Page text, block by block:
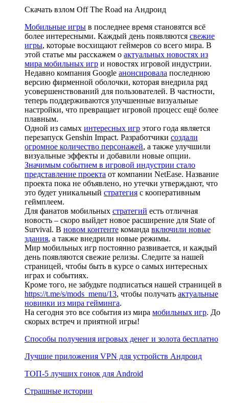
Скачать взлом Off The Road на Андроид
Мобильные игры в последнее время становятся всё
более интересными. Каждый день появляются свежие
игры, которые восхищают геймеров со всего мира. В
этой статье мы расскажем о актуальных новостях из
мира мобильных игр и новостях игровой индустрии.
Недавно компания Google анонсировала последнюю
версию фирменной оболочки, которая внедрила ряд
усовершенствований для пользователей. В частности,
теперь поддерживаются улучшенные визуальные
настройки, что превращает игровой процесс ещё более
плавным.
Одной из самых интересных игр этого года является
перезапуск Genshin Impact. Разработчики создали
огромное количество персонажей, а также улучшили
визуальные эффекты и добавили новые опции.
Значимым событием в игровой индустрии стало
представление проекта от компании NetEase. Название
проекта пока не объявлено, но утечки утверждают, что
это будет уникальный стратегия с кооперативным
геймплеем.
Для фанатов мобильных стратегий есть отличная
новость – скоро выйдет новое расширение для State of
Survival. В новом контенте команда включили новые
здания, а также внедрили новые режимы.
Мир мобильных игр постоянно развивается, и каждый
день появляются свежие релизы. Следите за нашей
страницей, чтобы быть в курсе о самых интересных
играх и событиях.
Кроме того, не забудьте подписаться нашей страницей в
https://t.me/s/mods_menu/13, чтобы получать актуальные
новинки из мира гейминга.
На сегодня это все события из мира мобильных игр. До
скорых встреч и приятной игры!
Способы получения игровых денег и золота бесплатно
Лучшие приложения VPN для устройств Андроид
ТОП-5 лучших гонок для Android
Страшные истории